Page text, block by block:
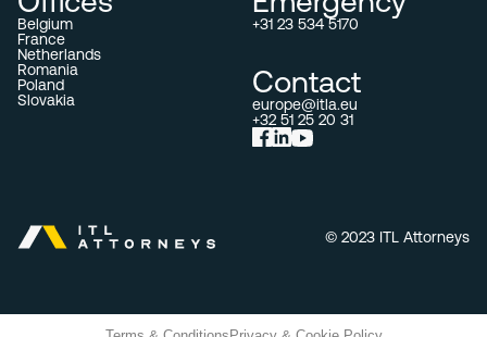
© 2023 ITL Attorneys
Belgium
France
Netherlands
Romania
Poland
Slovakia
+31 23 534 5170
Contact
europe@itla.eu
+32 51 25 20 31